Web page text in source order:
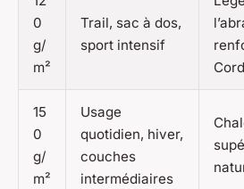
0
g/
m²
Trail, sac à dos,
sport intensif
15
0
g/
m²
Usage
quotidien, hiver,
couches
intermédiaires